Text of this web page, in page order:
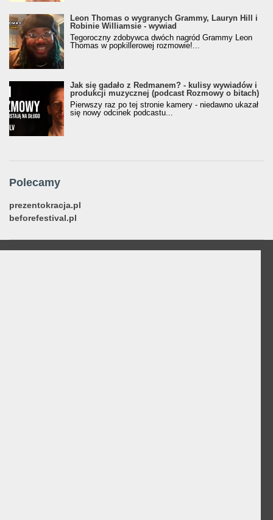
Leon Thomas o wygranych Grammy, Lauryn Hill i
Robinie Williamsie - wywiad
Tegoroczny zdobywca dwóch nagród Grammy Leon
Thomas w popkillerowej rozmowie!...
Jak się gadało z Redmanem? - kulisy wywiadów i
produkcji muzycznej (podcast Rozmowy o bitach)
Pierwszy raz po tej stronie kamery - niedawno ukazał
się nowy odcinek podcastu...
Polecamy
prezentokracja.pl
beforefestival.pl